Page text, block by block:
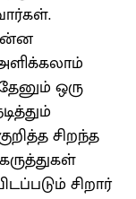
ஒரு
சிறந்த
சிறார்